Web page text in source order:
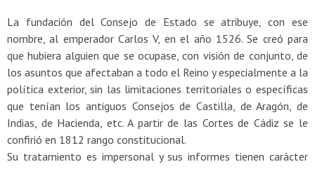
La fundación del Consejo de Estado se atribuye, con ese
nombre, al emperador Carlos V, en el año 1526. Se creó para
que hubiera alguien que se ocupase, con visión de conjunto, de
los asuntos que afectaban a todo el Reino y especialmente a la
política exterior, sin las limitaciones territoriales o específicas
que tenían los antiguos Consejos de Castilla, de Aragón, de
Indias, de Hacienda, etc. A partir de las Cortes de Cádiz se le
confirió en 1812 rango constitucional.
Su tratamiento es impersonal y sus informes tienen carácter